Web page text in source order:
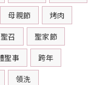
母親節 烤肉
聖召 聖家節
聖事 跨年
領洗